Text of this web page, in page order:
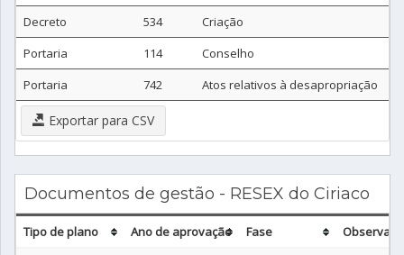
Decreto 534
Criação
Portaria
114
Conselho
Portaria
742 Atos relativos à desapropriação
Exportar para CSV
Documentos de gestão - RESEX do Ciriaco
Tipo de plano Ano de aprovação Fase